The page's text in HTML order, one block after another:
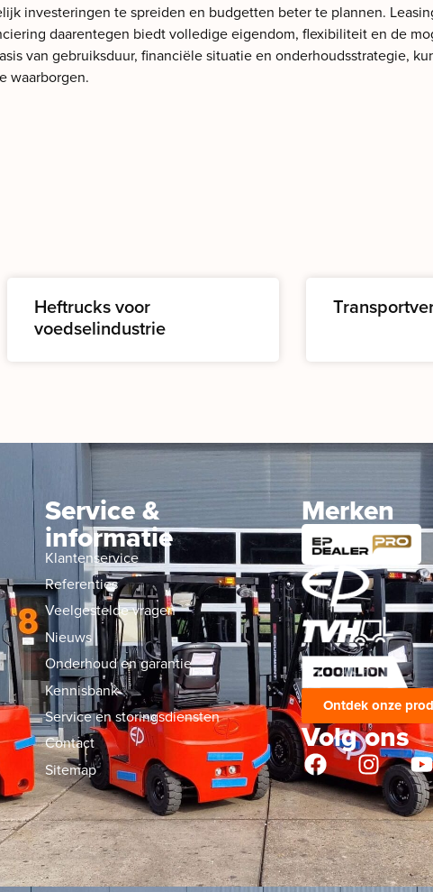
investeringen te spreiden en budgetten beter te plannen.
daarentegen biedt volledige eigendom, flexibiliteit en de
van gebruiksduur, financiële situatie en onderhoudsstrategie,
waarborgen.
Heftrucks voor
voedselindustrie
Service &
informatie
Klantenservice
Referenties
Veelgestelde vragen
Nieuws
Onderhoud en garantie
Kennisbank
Service en storingsdiensten
Contact
Sitemap
Merken
Ontdek onze
Volg ons